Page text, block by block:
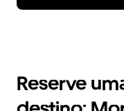
seta
o
Reserve